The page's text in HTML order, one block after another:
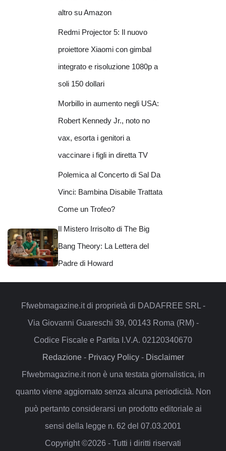
altro su Amazon
Redmi Projector 5: Il nuovo
proiettore Xiaomi con gimbal
integrato e risoluzione 1080p a
soli 150 dollari
Morbillo in aumento negli USA:
Robert Kennedy Jr., noto no
vax, esorta i genitori a
vaccinare i figli in diretta TV
Polemica al Concerto di Sal Da
Vinci: Bambina Disabile Trattata
Come un Trofeo?
Il Mistero Irrisolto di The Big
Bang Theory: La Lettera del
Padre di Howard
Ffwebmagazine.it di proprietà di DADAFREE SRL -
Via Giovanni Guareschi 39, 00143 Roma (RM) -
Codice Fiscale e Partita I.V.A. 02120340670
Redazione- Privacy Policy- Disclaimer
Ffwebmagazine.it non è una testata giornalistica, in
quanto viene aggiornato senza alcuna periodicità. Non
può pertanto considerarsi un prodotto editoriale ai
sensi della legge n. 62 del 07.03.2001
Copyright ©2026 - Tutti i diritti riservati